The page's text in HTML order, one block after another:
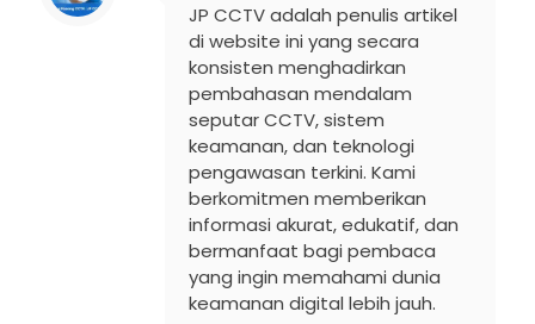
JP CCTV adalah penulis artikel
di website ini yang secara
konsisten menghadirkan
pembahasan mendalam
seputar CCTV, sistem
keamanan, dan teknologi
pengawasan terkini. Kami
berkomitmen memberikan
informasi akurat, edukatif, dan
bermanfaat bagi pembaca
yang ingin memahami dunia
keamanan digital lebih jauh.